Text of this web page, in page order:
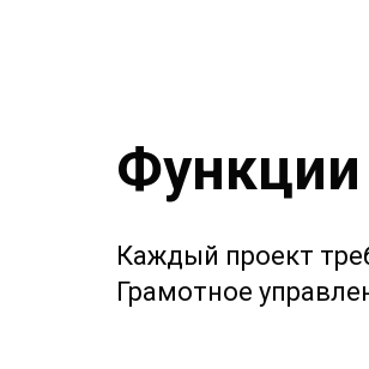
Каждый проект
Грамотное